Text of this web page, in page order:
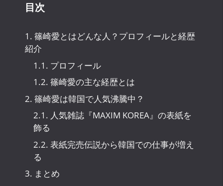
目次
1. 篠崎愛とはどんな人？プロフィールと経歴
紹介
1.1. プロフィール
1.2. 篠崎愛の主な経歴とは
2. 篠崎愛は韓国で人気沸騰中？
2.1. 人気雑誌『MAXIM KOREA』の表紙を
飾る
2.2. 表紙完売伝説から韓国での仕事が増え
る
3. まとめ